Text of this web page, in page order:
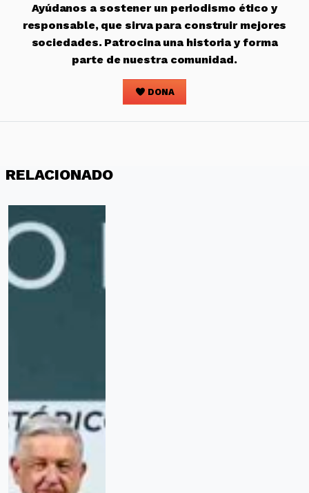
Ayúdanos a sostener un periodismo ético y
responsable, que sirva para construir mejores
sociedades. Patrocina una historia y forma
parte de nuestra comunidad.
DONA
RELACIONADO